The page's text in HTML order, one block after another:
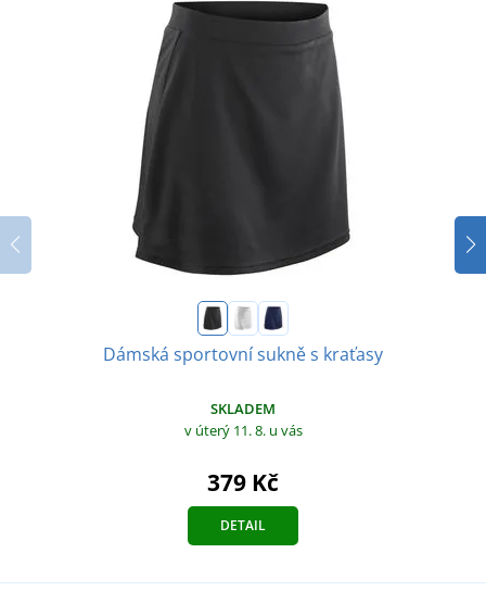
Dámská sportovní sukně s kraťasy
SKLADEM
v úterý 11. 8. u vás
379 Kč
DETAIL